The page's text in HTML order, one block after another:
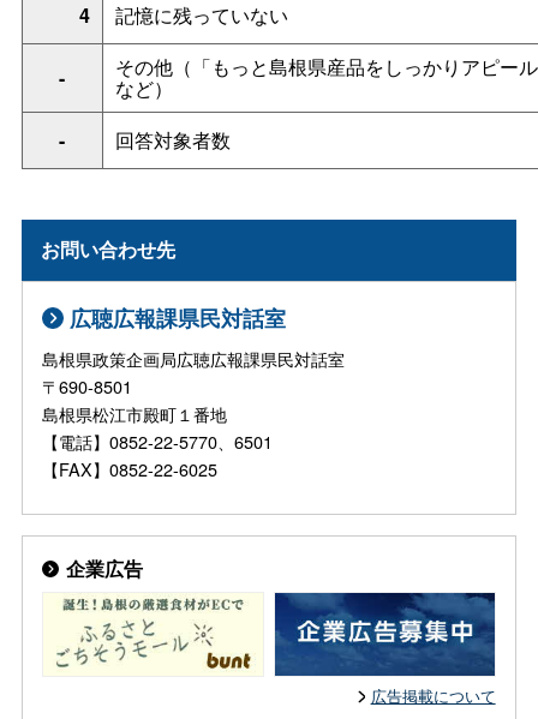
4 記憶に残っていない
- その他（「もっと島根県産品をしっかりアピー
など）
-
回答対象者数
お問い合わせ先
広聴広報課県民対話室
島根県政策企画局広聴広報課県民対話室
〒690-8501
島根県松江市殿町１番地
【電話】0852-22-5770、6501
【FAX】0852-22-6025
企業広告
広告掲載について